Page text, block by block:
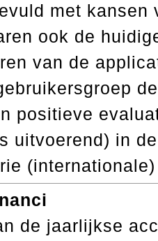
met
ook de
van de
positieve
uitvoerend) in
de jaarlijkse